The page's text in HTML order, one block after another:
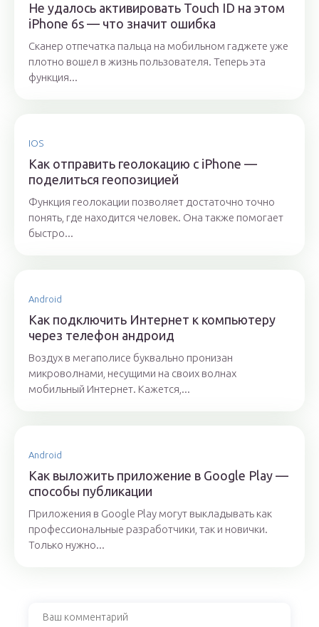
Не удалось активировать Touch ID на этом
iPhone 6s — что значит ошибка
Сканер отпечатка пальца на мобильном гаджете уже
плотно вошел в жизнь пользователя. Теперь эта
функция...
IOS
Как отправить геолокацию с iPhone —
поделиться геопозицией
Функция геолокации позволяет достаточно точно
понять, где находится человек. Она также помогает
быстро...
Android
Как подключить Интернет к компьютеру
через телефон андроид
Воздух в мегаполисе буквально пронизан
микроволнами, несущими на своих волнах
мобильный Интернет. Кажется,...
Android
Как выложить приложение в Google Play —
способы публикации
Приложения в Google Play могут выкладывать как
профессиональные разработчики, так и новички.
Только нужно...